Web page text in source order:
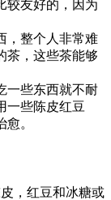
较友好的，因为
，整个人非常难
茶，这些茶能够
一些东西就不耐
一些陈皮红豆
。
，红豆和冰糖或